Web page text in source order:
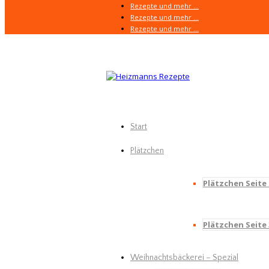
Rezepte und mehr …
Rezepte und mehr …
Rezepte und mehr …
Start
Plätzchen
Plätzchen Seite
Plätzchen Seite
Weihnachtsbäckerei – Spezial